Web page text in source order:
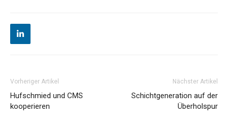
Vorheriger Artikel
Hufschmied und CMS
kooperieren
Nächster Artikel
Schichtgeneration auf der
Überholspur